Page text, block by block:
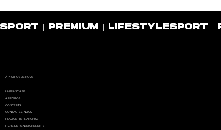
SPORT | PREMIUM | LIFESTYLE
À PROPOS DE NOUS
LA FRANCHISE
À PROPOS
CONCEPTS
CONTACTEZ-NOUS
PLAQUETTE FRANCHISE
FICHE DE RENSEIGNEMENTS